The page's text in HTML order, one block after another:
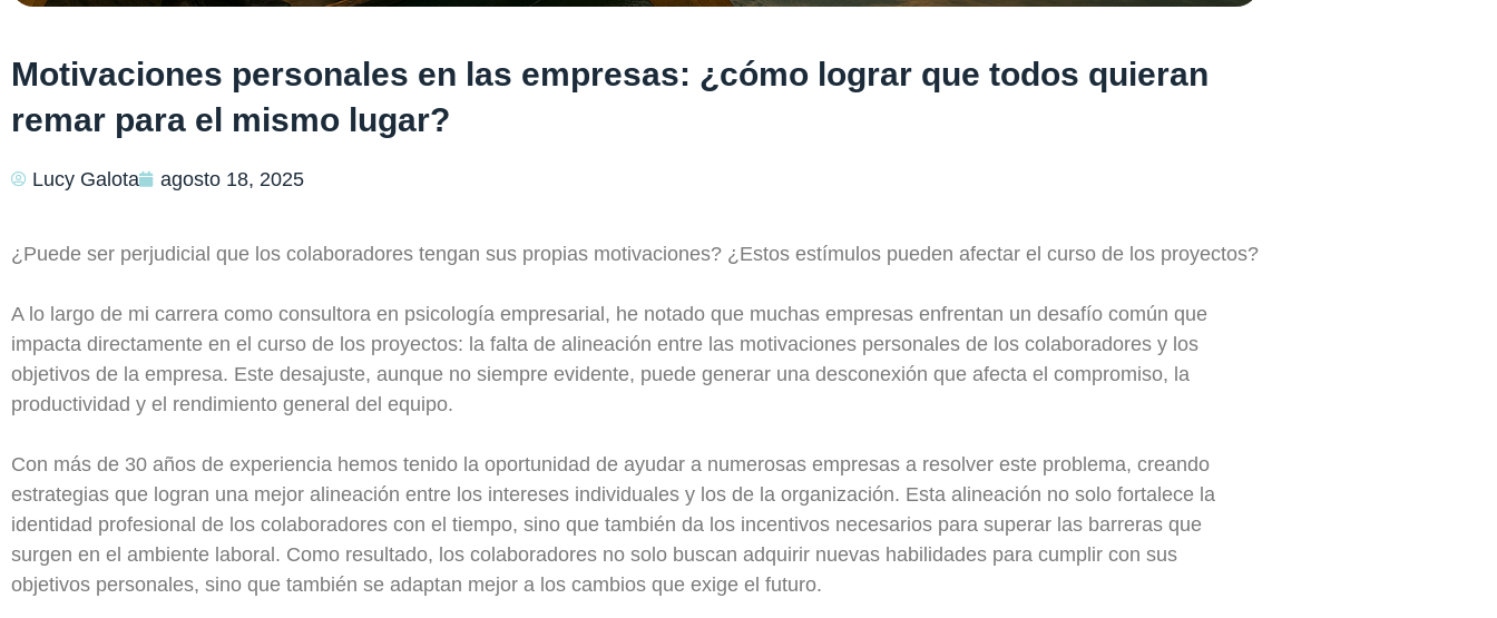
Motivaciones personales en las empresas: ¿cómo lograr que todos quieran
remar para el mismo lugar?
Lucy Galota agosto 18, 2025
¿Puede ser perjudicial que los colaboradores tengan sus propias motivaciones? ¿Estos estímulos pueden afectar el curso de los proyectos?
A lo largo de mi carrera como consultora en psicología empresarial, he notado que muchas empresas enfrentan un desafío común que
impacta directamente en el curso de los proyectos: la falta de alineación entre las motivaciones personales de los colaboradores y los
objetivos de la empresa. Este desajuste, aunque no siempre evidente, puede generar una desconexión que afecta el compromiso, la
productividad y el rendimiento general del equipo.
Con más de 30 años de experiencia hemos tenido la oportunidad de ayudar a numerosas empresas a resolver este problema, creando
estrategias que logran una mejor alineación entre los intereses individuales y los de la organización. Esta alineación no solo fortalece la
identidad profesional de los colaboradores con el tiempo, sino que también da los incentivos necesarios para superar las barreras que
surgen en el ambiente laboral. Como resultado, los colaboradores no solo buscan adquirir nuevas habilidades para cumplir con sus
objetivos personales, sino que también se adaptan mejor a los cambios que exige el futuro.